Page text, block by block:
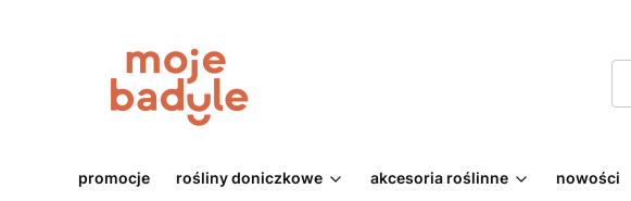
promocje rośliny doniczkowe akcesoria roślinne nowości